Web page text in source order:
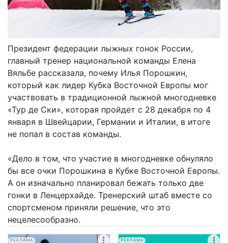
Президент федерации лыжных гонок России,
главный тренер национальной команды Елена
Вяльбе рассказала, почему Илья Порошкин,
который как лидер Кубка Восточной Европы мог
участвовать в традиционной лыжной многодневке
«Тур де Ски», которая пройдет с 28 декабря по 4
января в Швейцарии, Германии и Италии, в итоге
не попал в состав команды.
«Дело в том, что участие в многодневке обнуляло
бы все очки Порошкина в Кубке Восточной Европы.
А он изначально планировал бежать только две
гонки в Ленцерхайде. Тренерский штаб вместе со
спортсменом приняли решение, что это
нецелесообразно.
РЕКЛАМА РЕКЛАМА